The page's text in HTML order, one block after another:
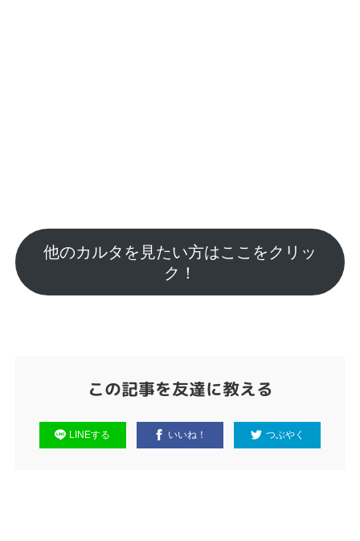
他のカルタを見たい方はここをクリッ
ク！
この記事を友達に教える
LINEする いいね！ つぶやく